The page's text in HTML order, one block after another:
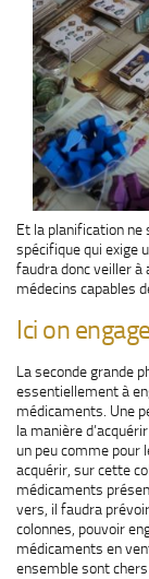
Et la planification ne
spécifique qui exige
faudra donc veiller à
médecins capables
Ici on engage
La seconde grande
essentiellement à
médicaments. Une
la manière
un peu comme pour
acquérir, sur cette
médicaments
vers, il faudra
colonnes, pouvoir
médicaments en
ensemble sont